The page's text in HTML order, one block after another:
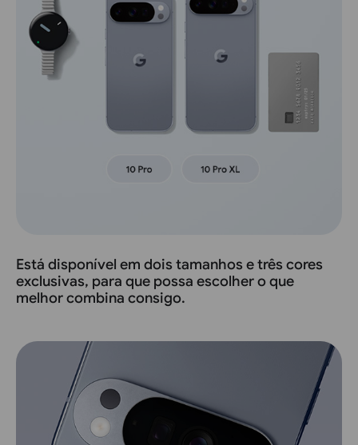
Está disponível em dois tamanhos e três cores
exclusivas, para que possa escolher o que
melhor combina consigo.